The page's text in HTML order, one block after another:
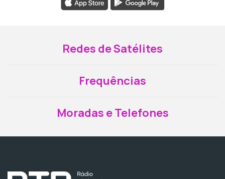
Redes de Satélites
Frequências
Moradas e Telefones